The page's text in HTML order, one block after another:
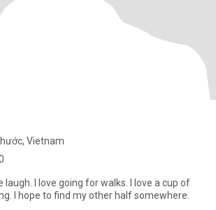
Vietnam
laugh. I love going for walks. I love a cup of
I hope to find my other half somewhere.